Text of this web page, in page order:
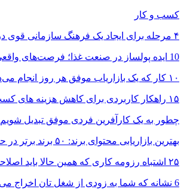
کسب و کار
۴ مرحله برای ایجاد یک فرهنگ سازمانی قوی در برابر بحران ها
10 ایده پولساز در صنعت غذا؛ فرصت‌های واقعی برای شروع یک…
۱۰ کار که یک بازاریاب موفق هر روز انجام می‌دهد
۱۵ راهکار کاربردی برای کاهش هزینه های کسب و کار
چطور به یک کارآفرین فردی موفق تبدیل شویم
بهترین بازاریابی محتوای برند: ۵۰ برند برتر در حوزه بازاریابی…
۲۵ اشتباه رزومه کاری که همین حالا باید اصلاحش کنید
6 نشانه که شما به زودی از شغل تان اخراج می شوید